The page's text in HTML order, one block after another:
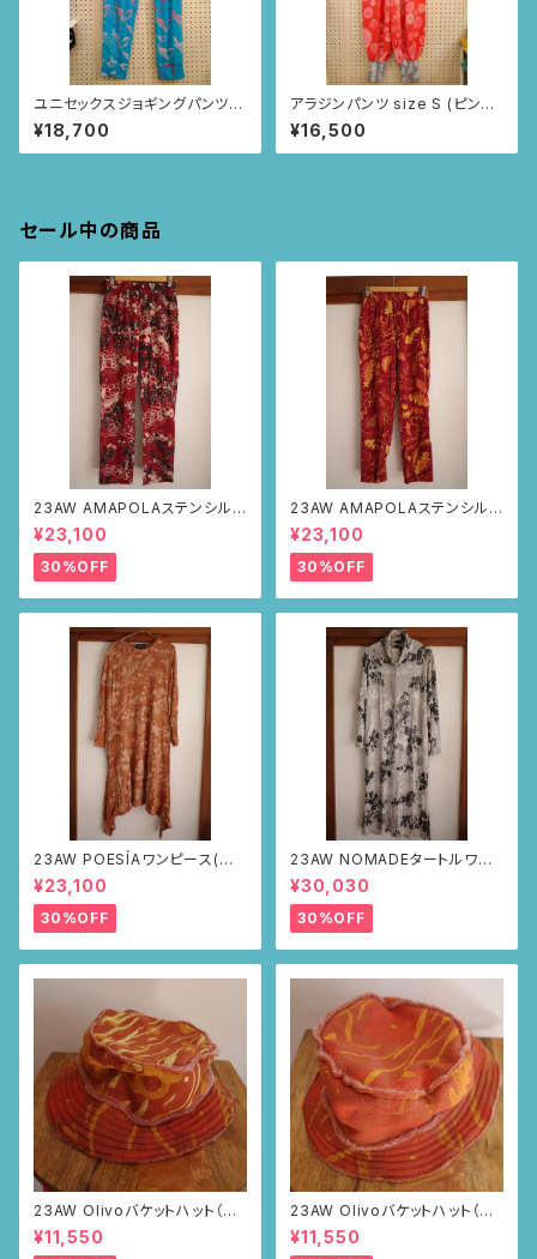
ユニセックスジョギングパンツ
Sサイズ (ターコイズブルー/ト
ゥカン柄)
¥18,700
アラジンパンツ size S (ピンク/
毛糸柄)
¥16,500
セール中の商品
23AW AMAPOLAステンシルパ
ンツ(ボルドー・サボテンの山道
柄)
¥23,100
30%OFF
23AW AMAPOLAステンシルパ
ンツ(ボルドー・リーフ柄)
¥23,100
30%OFF
23AW POESÍAワンピース(ブラ
ウン・サボテンの山道柄)
¥23,100
30%OFF
23AW NOMADEタートルワン
ピース(メランジグレー・サボテ
ンの山道柄)
¥30,030
30%OFF
23AW Olivoバケットハット（ブ
ラウン・ポピー柄）
¥11,550
23AW Olivoバケットハット（ブ
ラウン・ポピー柄）
¥11,550